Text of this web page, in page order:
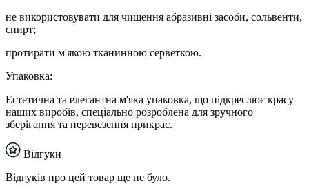
не використовувати для чищення абразивні засоби, сольвенти,
спирт;
протирати м'якою тканинною серветкою.
Упаковка:
Естетична та елегантна м'яка упаковка, що підкреслює красу
наших виробів, спеціально розроблена для зручного
зберігання та перевезення прикрас.
Відгуки
Відгуків про цей товар ще не було.